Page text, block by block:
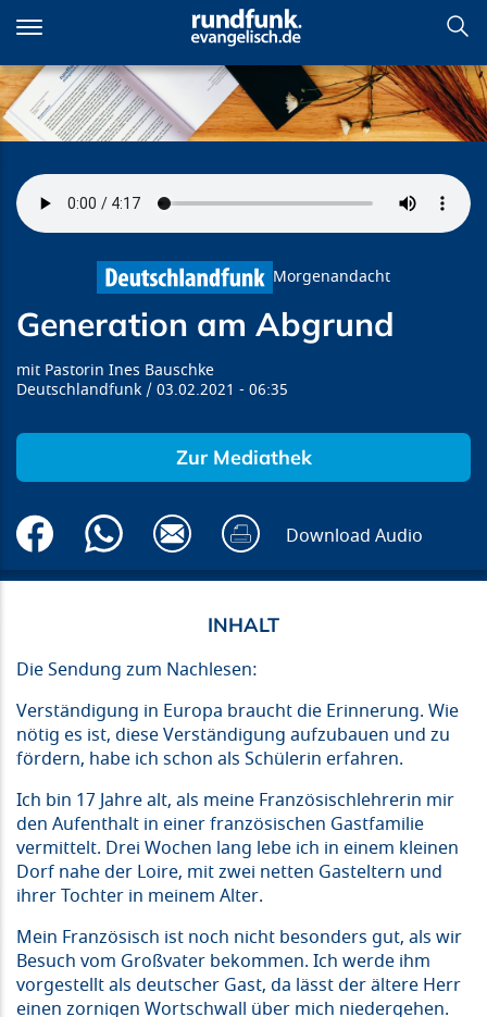
zum
Inhalt
Generation am Abgrund
Morgenandacht
Generation am Abgrund
Pastorin Ines Bauschke
Deutschlandfunk
03.02.2021 06:35
Zur Mediathek
Download Audio
Die Sendung zum Nachlesen:
Verständigung in Europa braucht die Erinnerung. Wie
nötig es ist, diese Verständigung aufzubauen und zu
fördern, habe ich schon als Schülerin erfahren.
Ich bin 17 Jahre alt, als meine Französischlehrerin mir
den Aufenthalt in einer französischen Gastfamilie
vermittelt. Drei Wochen lang lebe ich in einem kleinen
Dorf nahe der Loire, mit zwei netten Gasteltern und
ihrer Tochter in meinem Alter.
Mein Französisch ist noch nicht besonders gut, als wir
Besuch vom Großvater bekommen. Ich werde ihm
vorgestellt als deutscher Gast, da lässt der ältere Herr
einen zornigen Wortschwall über mich niedergehen.